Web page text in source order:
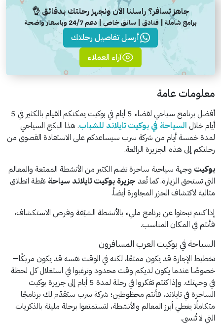
جاهز تسافر؟ راسلنا الآن ونجهز رحلتك بدقائق 👌
برامج شاملة | فنادق | سائق خاص | دعم 24/7 وباسعار واضحة
أرسل تفاصيل رحلتك
آراء العملاء
معلومات عامة
أفضل برنامج سياحي لقضاء 5 أيام في بوكيت يمكنكم القيام بالكثير في 5
أيام خلال السياحة في بوكيت تايلاند للشباب. هذا البكج السياحي
لمدة خمسة أيام من شركة سرب سيساعدكم على الاستفادة القصوى من
رحلتكم إلى هذه الجزيرة الرائعة.
بوكيت وجهة سياحية ساحرة تضم الكثير من الأنشطة الممتعة والمعالم
التي تستحق الزيارة. كما تُعد جزيرة بوكيت تايلاند سياحة نقطة انطلاق
مثالية لاكتشاف الجزر المجاورة أيضاً.
إذا كنتم تبحثوا عن برنامج مليء بالأنشطة الشيّقة وفرص الاستكشاف،
فأنتم في المكان المناسب.
السياحة في بوكيت العرب المسافرون
تخطيط الإجازة قد يكون ممتعًا، لكنه في الوقت نفسه قد يكون مربكًا—
خصوصًا عندما يكون لديكم وقت محدود وترغبوا في استغلال كل لحظة
في وجهتك. وإذا كنتم تفكروا في رحلة لمدة 5 أيام إلى جزيرة بوكيت
الساحرة في تايلاند، فأنتم محظوظين؛ شركة سرب ستقدّم لك برنامجًا
متكاملًا يغطي أبرز المعالم والأنشطة، لتستمتعوا برحلة مليئة بالذكريات
التي لا تُنسى.